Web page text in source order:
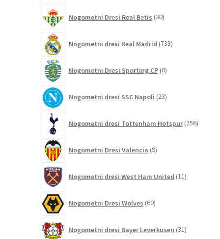
Nogometni Dresi Real Betis 30izdelkov
Nogometni dresi Real Madrid 733izdelkov
Nogometni Dresi Sporting CP 0izdelkov
Nogometni dresi SSC Napoli 23izdelkov
Nogometni dresi Tottenham Hotspur 256
Nogometni Dresi Valencia 9izdelkov
Nogometni dresi West Ham United 11izdelkov
Nogometni Dresi Wolves 60izdelkov
Nogometni dresi Bayer Leverkusen 31izdelkov